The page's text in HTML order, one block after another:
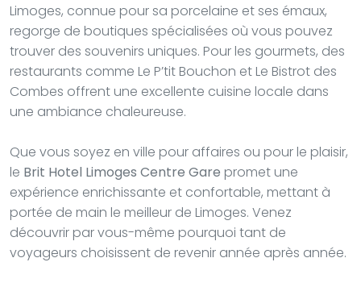
Limoges, connue pour sa porcelaine et ses émaux,
regorge de boutiques spécialisées où vous pouvez
trouver des souvenirs uniques. Pour les gourmets, des
restaurants comme Le P’tit Bouchon et Le Bistrot des
Combes offrent une excellente cuisine locale dans
une ambiance chaleureuse.
Que vous soyez en ville pour affaires ou pour le plaisir,
le Brit Hotel Limoges Centre Gare promet une
expérience enrichissante et confortable, mettant à
portée de main le meilleur de Limoges. Venez
découvrir par vous-même pourquoi tant de
voyageurs choisissent de revenir année après année.